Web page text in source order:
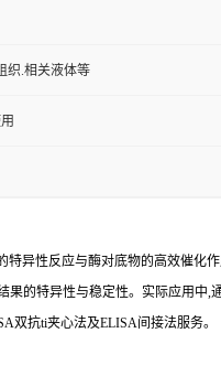
织.相关液体等
特异性反应与酶对底物的高效催化
的特异性与稳定性。实际应用中,
双抗ti夹心法及ELISA间接法服务。